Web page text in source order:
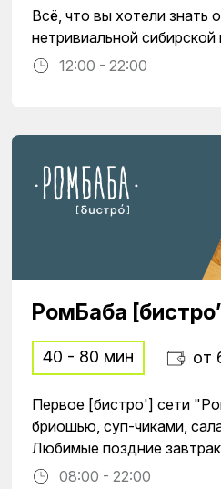
Всё, что вы хотели знать
нетривиальной
12:00 - 22:00
РомБаба
40 - 80 мин от
Первое [бистро'] сети
бриошью, суп-чиками,
Любимые поздние
08:00 - 22:00